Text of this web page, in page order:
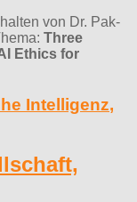
von Dr. Pak-
Three
Ethics for
Intelligenz,